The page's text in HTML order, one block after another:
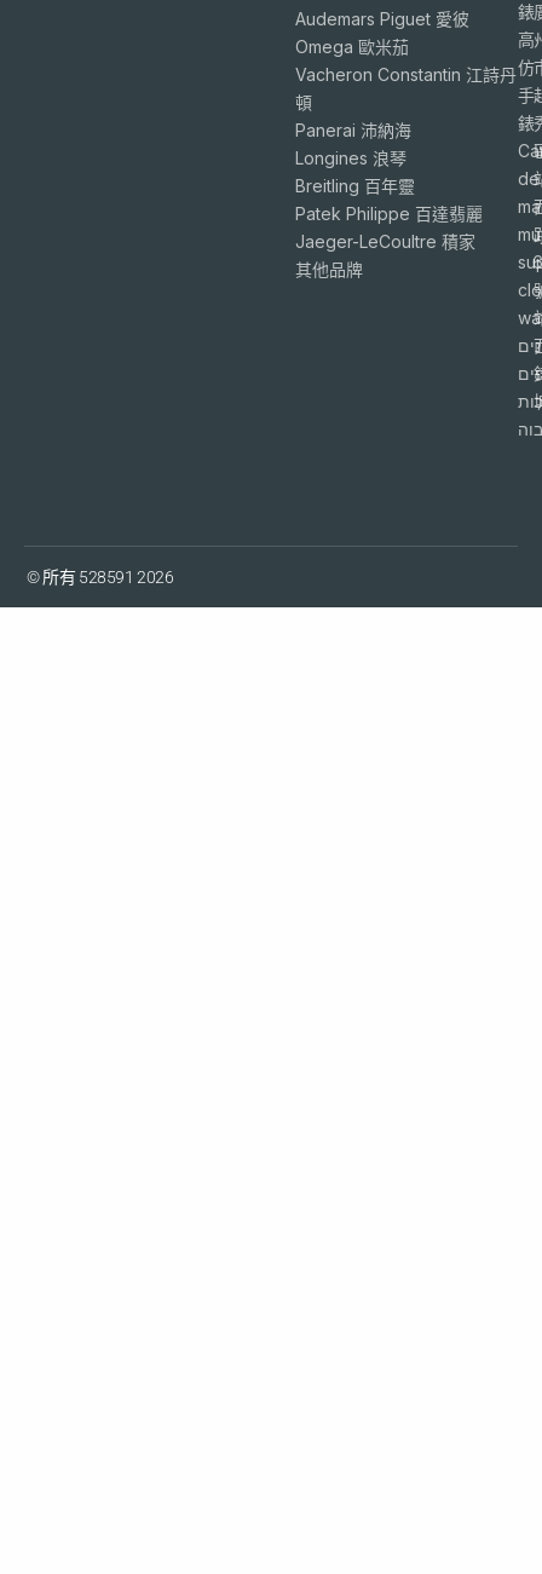
Audemars Piguet 愛彼
Omega 歐米茄
Vacheron Constantin 江詩丹
頓
Panerai 沛納海
Longines 浪琴
Breitling 百年靈
Patek Philippe 百達翡麗
Jaeger-LeCoultre 積家
其他品牌
錶
高
仿
手
錶
de
© 所有 528591 2026